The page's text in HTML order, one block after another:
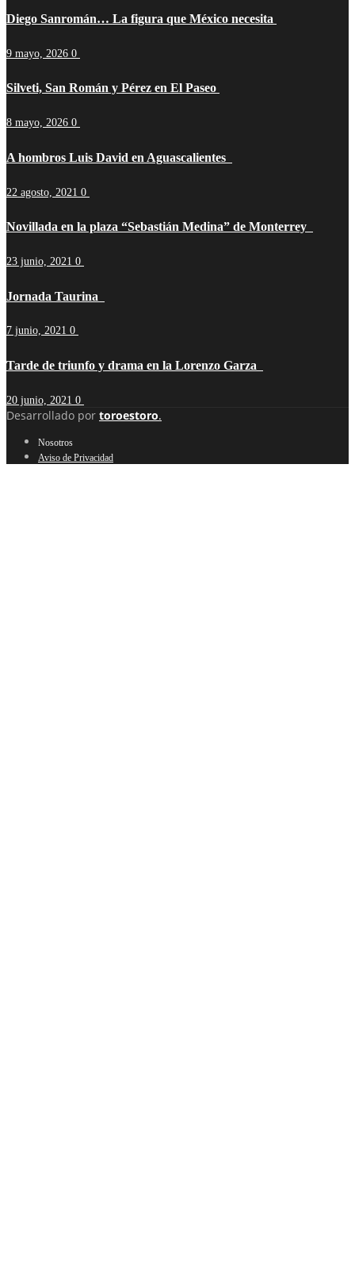
Diego Sanromán… La figura que México necesita
9 mayo, 2026 0
Silveti, San Román y Pérez en El Paseo
8 mayo, 2026 0
A hombros Luis David en Aguascalientes
22 agosto, 2021 0
Novillada en la plaza “Sebastián Medina” de Monterrey
23 junio, 2021 0
Jornada Taurina
7 junio, 2021 0
Tarde de triunfo y drama en la Lorenzo Garza
20 junio, 2021 0
Desarrollado por toroestoro.
Nosotros
Aviso de Privacidad